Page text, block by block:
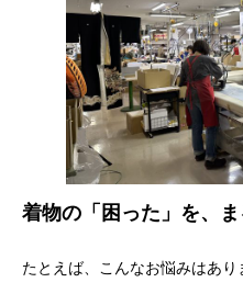
着物の「困った」を、
たとえば、こんなお悩みはあり